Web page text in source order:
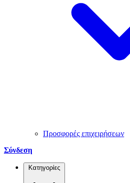
Προσφορές επιχειρήσεων
Σύνδεση
Κατηγορίες